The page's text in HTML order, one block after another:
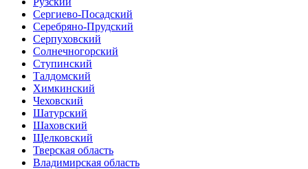
Сергиево-Посадский
Серебряно-Прудский
Серпуховский
Солнечногорский
Ступинский
Талдомский
Химкинский
Чеховский
Шатурский
Шаховский
Щелковский
Тверская область
Владимирская область